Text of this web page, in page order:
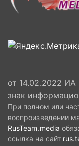
от 14.02.2022
знак
При полном или
воспроизведении
RusTeam.media
ссылка на сайт